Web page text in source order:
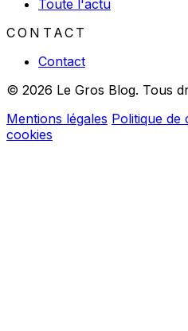
Toute l'actu
CONTACT
Contact
© 2026 Le Gros Blog. Tous
Mentions légales Politique de
cookies